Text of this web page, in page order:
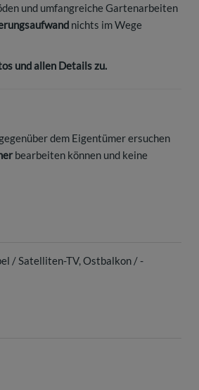
und umfangreiche Gartenarbeiten
nichts im Wege
und allen Details zu.
dem Eigentümer ersuchen
bearbeiten können und keine
/ Satelliten-TV Ostbalkon / -